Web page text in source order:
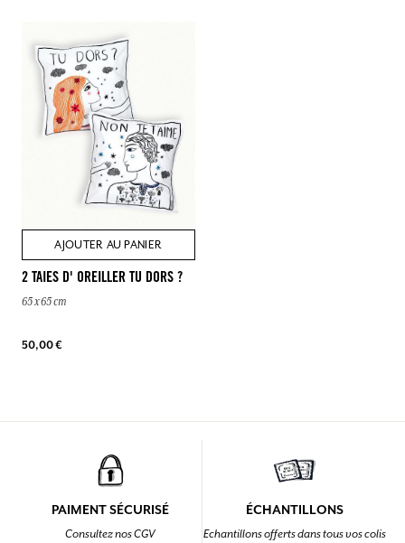
AJOUTER AU PANIER
2 TAIES D' OREILLER TU DORS ?
65 x 65 cm
50,00 €
PAIMENT SÉCURISÉ
Consultez nos CGV
ÉCHANTILLONS
Echantillons offerts dans tous vos colis